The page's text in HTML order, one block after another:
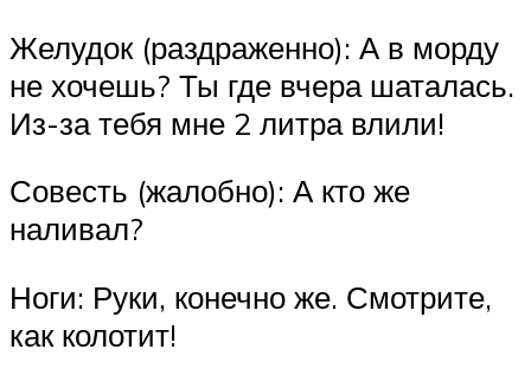
Желудок (раздраженно): А в морду
не хочешь? Ты где вчера шаталась.
Из-за тебя мне 2 литра влили!
Совесть (жалобно): А кто же
наливал?
Ноги: Руки, конечно же. Смотрите,
как колотит!